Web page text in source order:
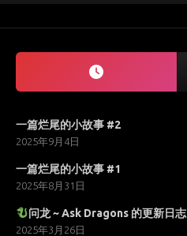
一篇烂尾的小故事 #2
2025年9月4日
一篇烂尾的小故事 #1
2025年8月31日
问龙 ~ Ask Dragons 的更新日志
2025年3月26日